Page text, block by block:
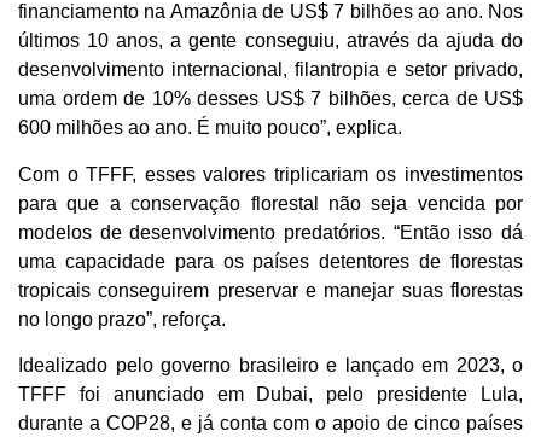
financiamento na Amazônia de US$ 7 bilhões ao ano. Nos
últimos 10 anos, a gente conseguiu, através da ajuda do
desenvolvimento internacional, filantropia e setor privado,
uma ordem de 10% desses US$ 7 bilhões, cerca de US$
600 milhões ao ano. É muito pouco”, explica.
Com o TFFF, esses valores triplicariam os investimentos
para que a conservação florestal não seja vencida por
modelos de desenvolvimento predatórios. “Então isso dá
uma capacidade para os países detentores de florestas
tropicais conseguirem preservar e manejar suas florestas
no longo prazo”, reforça.
Idealizado pelo governo brasileiro e lançado em 2023, o
TFFF foi anunciado em Dubai, pelo presidente Lula,
durante a COP28, e já conta com o apoio de cinco países